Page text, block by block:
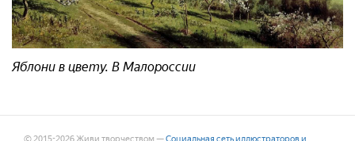
Яблони в цвету. В Малороссии
© 2015-2026 Живи творчеством —Социальная сеть иллюстраторов и